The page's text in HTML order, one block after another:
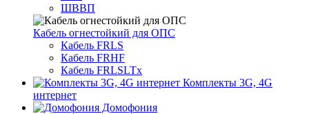
ШВВП
Кабель огнестойкий для ОПС
Кабель FRLS
Кабель FRHF
Кабель FRLSLTx
Комплекты 3G, 4G
интернет
Домофония